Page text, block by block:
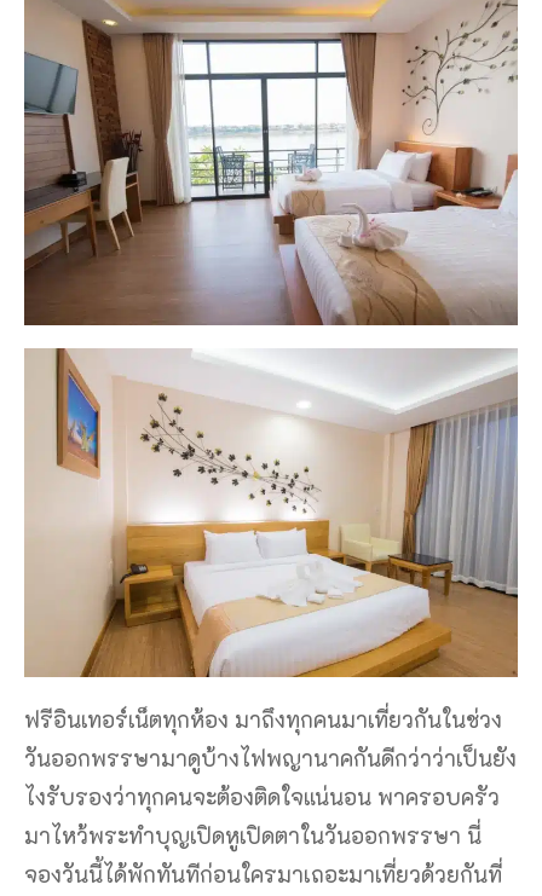
ฟรีอินเทอร์เน็ตทุกห้อง มาถึงทุกคนมาเที่ยวกันในช่วง
วันออกพรรษามาดูบ้างไฟพญานาคกันดีกว่าว่าเป็นยัง
ไงรับรองว่าทุกคนจะต้องติดใจแน่นอน พาครอบครัว
มาไหว้พระทำบุญเปิดหูเปิดตาในวันออกพรรษา นี่
จองวันนี้ได้พักทันทีก่อนใครมาเถอะมาเที่ยวด้วยกันที่